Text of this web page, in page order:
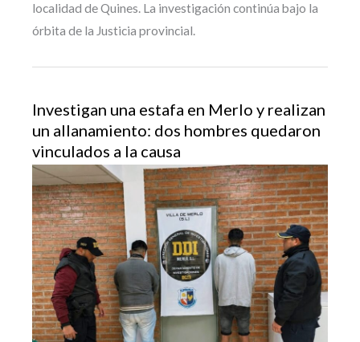
localidad de Quines. La investigación continúa bajo la
órbita de la Justicia provincial.
Investigan una estafa en Merlo y realizan
un allanamiento: dos hombres quedaron
vinculados a la causa